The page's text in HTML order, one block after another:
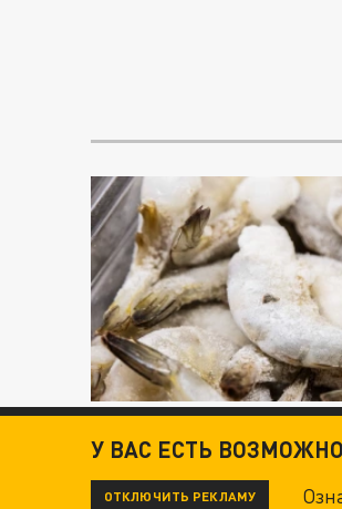
У ВАС ЕСТЬ
ОТКЛЮЧИТЬ РЕКЛАМУ